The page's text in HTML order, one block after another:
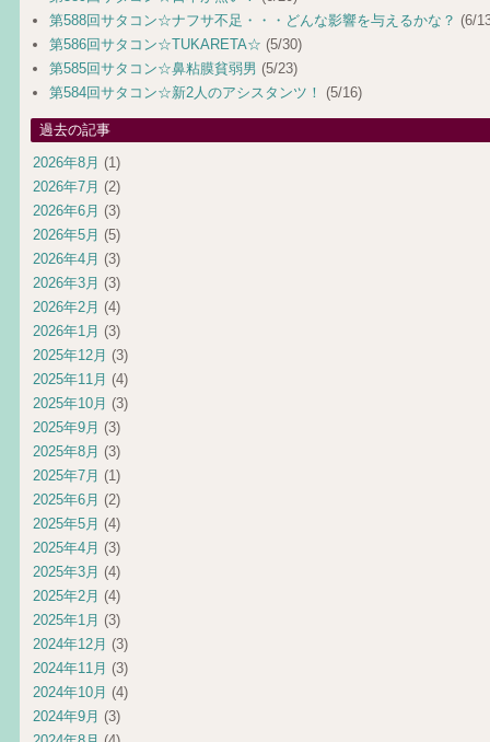
第588回サタコン☆ナフサ不足・・・どんな影響を与えるかな？ (6/
第586回サタコン☆TUKARETA☆ (5/30)
第585回サタコン☆鼻粘膜貧弱男 (5/23)
第584回サタコン☆新2人のアシスタンツ！ (5/16)
過去の記事
2026年8月 (1)
2026年7月 (2)
2026年6月 (3)
2026年5月 (5)
2026年4月 (3)
2026年3月 (3)
2026年2月 (4)
2026年1月 (3)
2025年12月 (3)
2025年11月 (4)
2025年10月 (3)
2025年9月 (3)
2025年8月 (3)
2025年7月 (1)
2025年6月 (2)
2025年5月 (4)
2025年4月 (3)
2025年3月 (4)
2025年2月 (4)
2025年1月 (3)
2024年12月 (3)
2024年11月 (3)
2024年10月 (4)
2024年9月 (3)